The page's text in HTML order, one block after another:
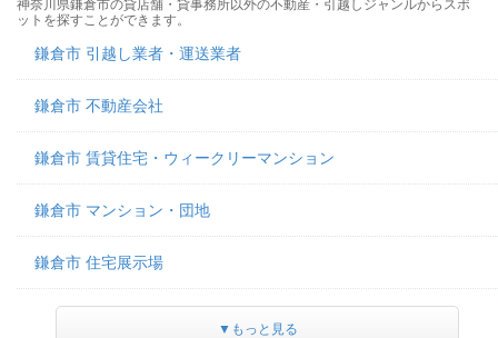
神奈川県鎌倉市の貸店舗・貸事務所以外の不動産・引越しジャンルからスポ
ットを探すことができます。
鎌倉市 引越し業者・運送業者
鎌倉市 不動産会社
鎌倉市 賃貸住宅・ウィークリーマンション
鎌倉市 マンション・団地
鎌倉市 住宅展示場
▼もっと見る